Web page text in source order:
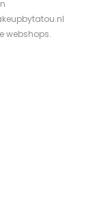
webshops.